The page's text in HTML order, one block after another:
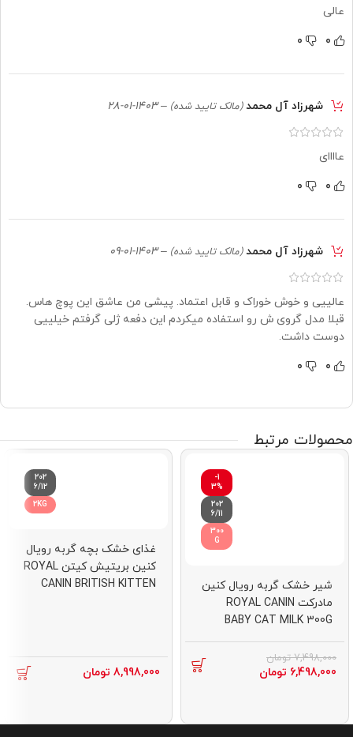
عالی
0
0
شهرزاد آل محمد(مالک تایید شده) –
1403-01-28
عاااای
0
0
شهرزاد آل محمد(مالک تایید شده) –
1403-01-09
عالییی و خوش خوراک و قابل اعتماد. پیشی من عاشق این پوچ هاس.
قبلا مدل گروی ش رو استفاده میکردم این دفعه ژلی گرفتم خیلییی
دوست داشت.
0
0
محصولات مرتبط
-1
3%
202
6/11
300
G
شیر خشک گربه رویال کنین
مادرکت ROYAL CANIN
BABY CAT MILK 300G
7,498,000 تومان
6,498,000 تومان
202
6/12
2KG
غذای خشک بچه گربه رویال
کنین بریتیش کیتن ROYAL
CANIN BRITISH KITTEN
8,998,000 تومان